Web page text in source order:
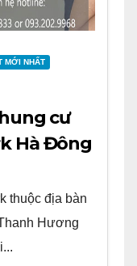
MỚI NHẤT
cư
Hà Đông
thuộc địa bàn
Hương